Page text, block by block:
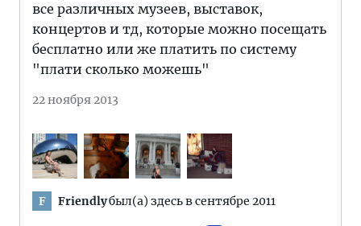
все различных музеев, выставок,
концертов и тд, которые можно посещать
бесплатно или же платить по систему
"плати сколько можешь"
22 ноября 2013
F Friendlyбыл(а) здесь в сентябре 2011